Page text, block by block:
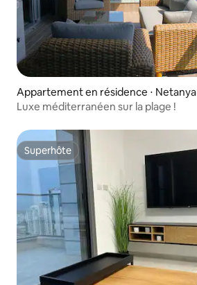
Appartement en résidence ⋅ Netanya
Luxe méditerranéen sur la plage !
Superhôte
Superhôte